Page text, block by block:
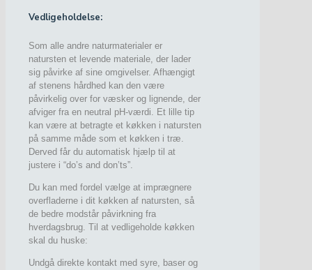
Vedligeholdelse:
Som alle andre naturmaterialer er
natursten et levende materiale, der lader
sig påvirke af sine omgivelser. Afhængigt
af stenens hårdhed kan den være
påvirkelig over for væsker og lignende, der
afviger fra en neutral pH-værdi. Et lille tip
kan være at betragte et køkken i natursten
på samme måde som et køkken i træ.
Derved får du automatisk hjælp til at
justere i “do’s and don’ts”.
Du kan med fordel vælge at imprægnere
overfladerne i dit køkken af natursten, så
de bedre modstår påvirkning fra
hverdagsbrug. Til at vedligeholde køkken
skal du huske:
Undgå direkte kontakt med syre, baser og